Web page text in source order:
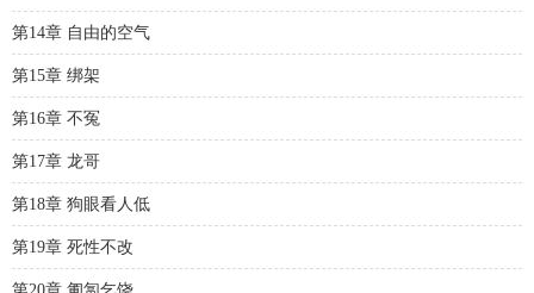
第14章 自由的空气
第15章 绑架
第16章 不冤
第17章 龙哥
第18章 狗眼看人低
第19章 死性不改